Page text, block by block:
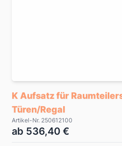
K Aufsatz für
Türen/Regal
Artikel-Nr. 250612100
ab 536,40 €